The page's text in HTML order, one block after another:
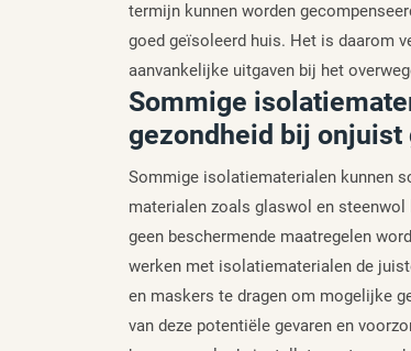
termijn kunnen worden
goed geïsoleerd huis. Het is daarom
aanvankelijke uitgaven bij het
Sommige
gezondheid bij onjuist
Sommige isolatiematerialen kunnen
materialen zoals glaswol en
geen beschermende maatregelen
werken met isolatiematerialen de
en maskers te dragen om mogelijke
van deze potentiële gevaren en